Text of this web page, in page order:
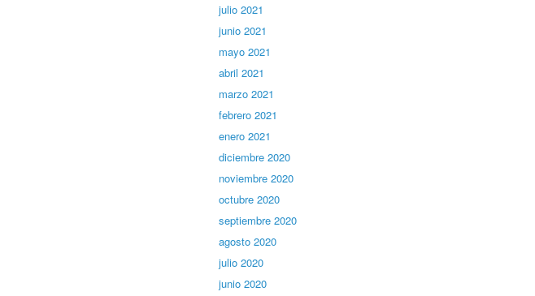
julio 2021
junio 2021
mayo 2021
abril 2021
marzo 2021
febrero 2021
enero 2021
diciembre 2020
noviembre 2020
octubre 2020
septiembre 2020
agosto 2020
julio 2020
junio 2020